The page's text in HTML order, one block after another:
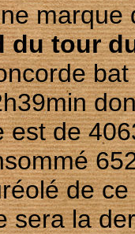
du tour
est de
de
sera la